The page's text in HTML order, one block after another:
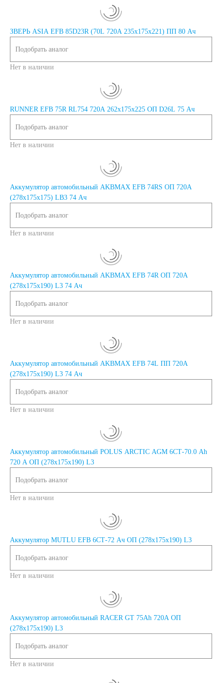
ЗВЕРЬ ASIA EFB 85D23R (70L 720A 235х175х221) ПП 80 Ач
Подобрать аналог
Нет в наличии
RUNNER EFB 75R RL754 720A 262х175х225 ОП D26L 75 Ач
Подобрать аналог
Нет в наличии
Аккумулятор автомобильный AKBMAX EFB 74RS ОП 720A
(278x175x175) LB3 74 Ач
Подобрать аналог
Нет в наличии
Аккумулятор автомобильный AKBMAX EFB 74R ОП 720A
(278x175x190) L3 74 Ач
Подобрать аналог
Нет в наличии
Аккумулятор автомобильный AKBMAX EFB 74L ПП 720A
(278x175x190) L3 74 Ач
Подобрать аналог
Нет в наличии
Аккумулятор автомобильный POLUS ARCTIC AGM 6СТ-70.0 Ah
720 A ОП (278x175x190) L3
Подобрать аналог
Нет в наличии
Аккумулятор MUTLU EFB 6СТ-72 Ач ОП (278x175x190) L3
Подобрать аналог
Нет в наличии
Аккумулятор автомобильный RACER GT 75Ah 720A ОП
(278х175х190) L3
Подобрать аналог
Нет в наличии